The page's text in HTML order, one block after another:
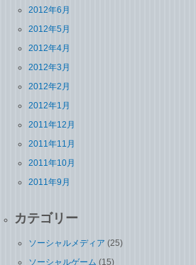
2012年6月
2012年5月
2012年4月
2012年3月
2012年2月
2012年1月
2011年12月
2011年11月
2011年10月
2011年9月
カテゴリー
ソーシャルメディア (25)
ソーシャルゲーム (15)